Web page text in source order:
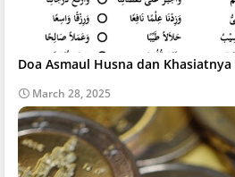
Doa Asmaul Husna dan Khasiatnya
March 28, 2025